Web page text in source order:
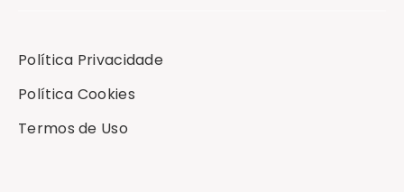
Política Privacidade
Política Cookies
Termos de Uso